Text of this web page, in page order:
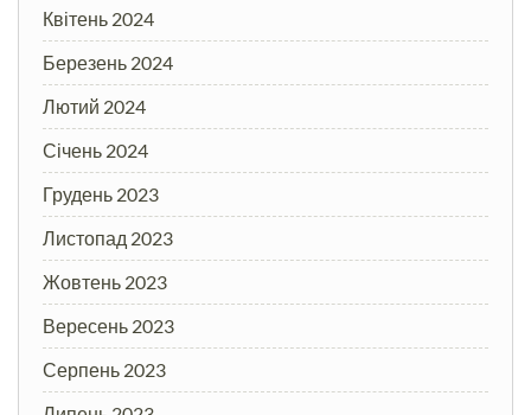
Квітень 2024
Березень 2024
Лютий 2024
Січень 2024
Грудень 2023
Листопад 2023
Жовтень 2023
Вересень 2023
Серпень 2023